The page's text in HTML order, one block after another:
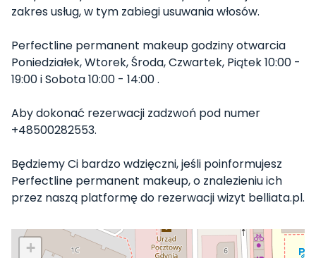
zakres usług, w tym zabiegi usuwania włosów.
Perfectline permanent makeup godziny otwarcia
Poniedziałek, Wtorek, Środa, Czwartek, Piątek 10:00 -
19:00 i Sobota 10:00 - 14:00 .
Aby dokonać rezerwacji zadzwoń pod numer
+48500282553.
Będziemy Ci bardzo wdzięczni, jeśli poinformujesz
Perfectline permanent makeup, o znalezieniu ich
przez naszą platformę do rezerwacji wizyt belliata.pl.
+